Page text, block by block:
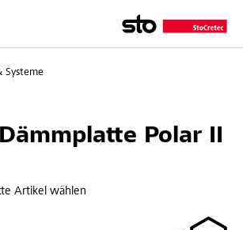
Systeme
Polar II
Artikel wählen